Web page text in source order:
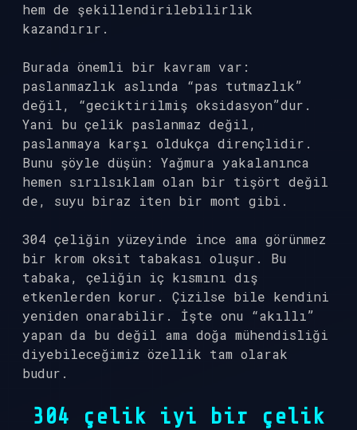
hem de şekillendirilebilirlik
kazandırır.
Burada önemli bir kavram var:
paslanmazlık aslında “pas tutmazlık”
değil, “geciktirilmiş oksidasyon”dur.
Yani bu çelik paslanmaz değil,
paslanmaya karşı oldukça dirençlidir.
Bunu şöyle düşün: Yağmura yakalanınca
hemen sırılsıklam olan bir tişört değil
de, suyu biraz iten bir mont gibi.
304 çeliğin yüzeyinde ince ama görünmez
bir krom oksit tabakası oluşur. Bu
tabaka, çeliğin iç kısmını dış
etkenlerden korur. Çizilse bile kendini
yeniden onarabilir. İşte onu “akıllı”
yapan da bu değil ama doğa mühendisliği
diyebileceğimiz özellik tam olarak
budur.
304 çelik iyi bir çelik